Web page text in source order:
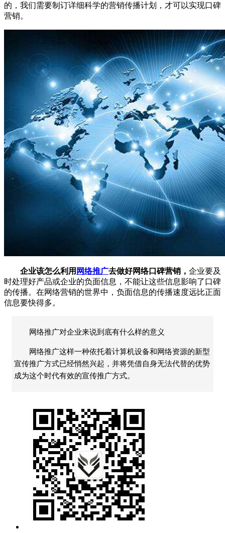
的，我们需要制订详细科学的营销传播计划，才可以实现口碑
营销。
企业该怎么利用 网络推广去做好网络口碑营销， 企业要及
时处理好产品或企业的负面信息，不能让这些信息影响了口碑
的传播。在网络营销的世界中，负面信息的传播速度远比正面
信息要快得多。
网络推广对企业来说到底有什么样的意义
网络推广这样一种依托着计算机设备和网络资源的新型
宣传推广方式已经悄然兴起，并将凭借自身无法代替的优势
成为这个时代有效的宣传推广方式。